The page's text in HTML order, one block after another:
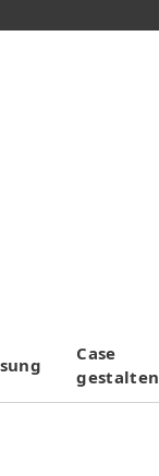
Case
gestalten